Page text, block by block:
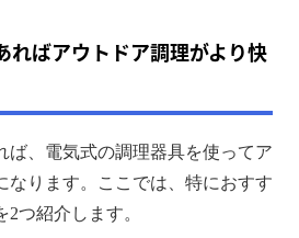
ればアウトドア調理がより快
ば、電気式の調理器具を使ってア
なります。ここでは、特におすす
つ紹介します。